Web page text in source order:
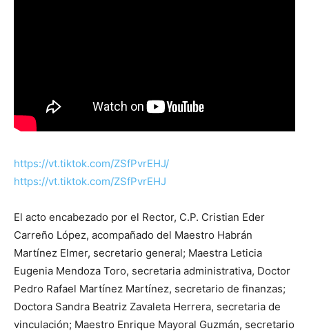
https://vt.tiktok.com/ZSfPvrEHJ/
https://vt.tiktok.com/ZSfPvrEHJ
El acto encabezado por el Rector, C.P. Cristian Eder
Carreño López, acompañado del Maestro Habrán
Martínez Elmer, secretario general; Maestra Leticia
Eugenia Mendoza Toro, secretaria administrativa, Doctor
Pedro Rafael Martínez Martínez, secretario de finanzas;
Doctora Sandra Beatriz Zavaleta Herrera, secretaria de
vinculación; Maestro Enrique Mayoral Guzmán, secretario